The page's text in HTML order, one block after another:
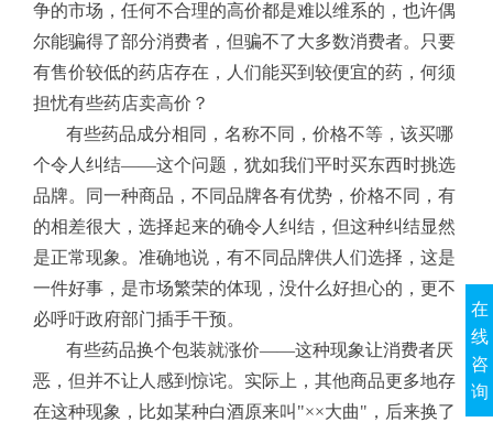
争的市场，任何不合理的高价都是难以维系的，也许偶
尔能骗得了部分消费者，但骗不了大多数消费者。只要
有售价较低的药店存在，人们能买到较便宜的药，何须
担忧有些药店卖高价？
有些药品成分相同，名称不同，价格不等，该买哪
个令人纠结——这个问题，犹如我们平时买东西时挑选
品牌。同一种商品，不同品牌各有优势，价格不同，有
的相差很大，选择起来的确令人纠结，但这种纠结显然
是正常现象。准确地说，有不同品牌供人们选择，这是
一件好事，是市场繁荣的体现，没什么好担心的，更不
必呼吁政府部门插手干预。
有些药品换个包装就涨价——这种现象让消费者厌
恶，但并不让人感到惊诧。实际上，其他商品更多地存
在这种现象，比如某种白酒原来叫"××大曲"，后来换了
在
线
咨
询